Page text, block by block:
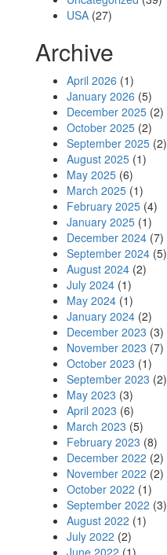
USA(27)
Archive
April 2026 (1)
January 2026 (5)
December 2025(2)
October 2025(2)
September 2025(2)
August 2025(1)
May 2025(6)
March 2025(1)
February 2025(4)
January 2025(1)
December 2024(7)
September 2024(5)
August 2024(2)
July 2024(1)
May 2024(1)
January 2024(2)
December 2023 (3)
November 2023 (7)
October 2023 (1)
September 2023 (2)
May 2023 (3)
April 2023 (6)
March 2023 (5)
February 2023 (8)
December 2022 (2)
November 2022 (2)
October 2022 (1)
September 2022 (3)
August 2022 (1)
July 2022 (2)
June 2022 (1)